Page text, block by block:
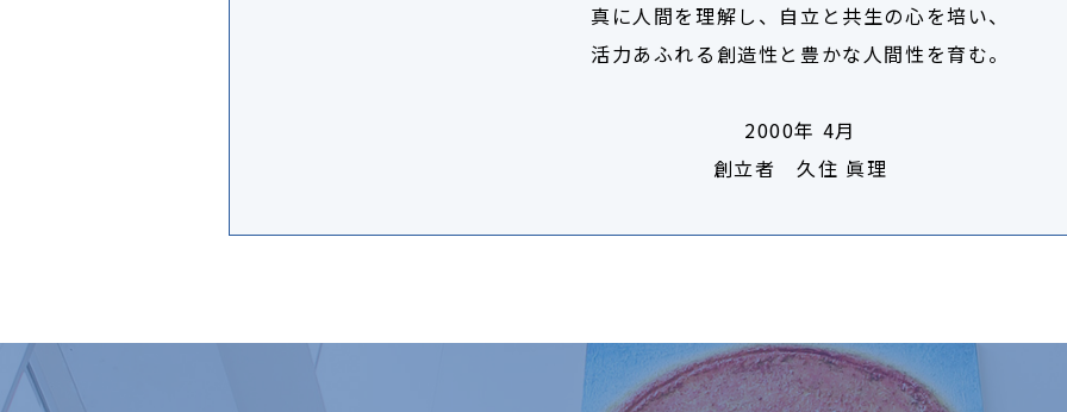
真に人間を理解し、自立と共生の心を培い、
活力あふれる創造性と豊かな人間性を育む。
2000年 4月
創立者 久住 眞理